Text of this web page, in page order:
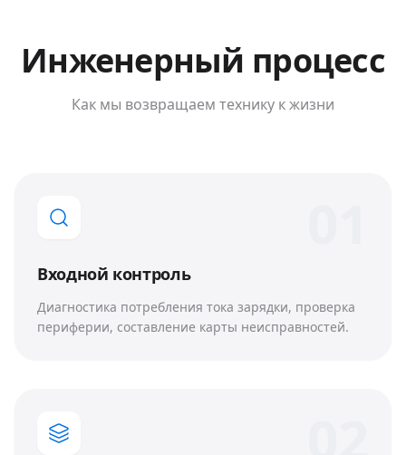
Инженерный процесс
Как мы возвращаем технику к жизни
Входной контроль
Диагностика потребления тока зарядки, проверка
периферии, составление карты неисправностей.